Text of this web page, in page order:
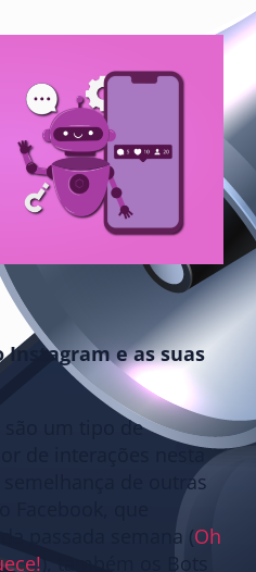
Instagram e as suas
são um tipo de
de interações nesta
de outras
que
passada semana (Oh
), também os Bots